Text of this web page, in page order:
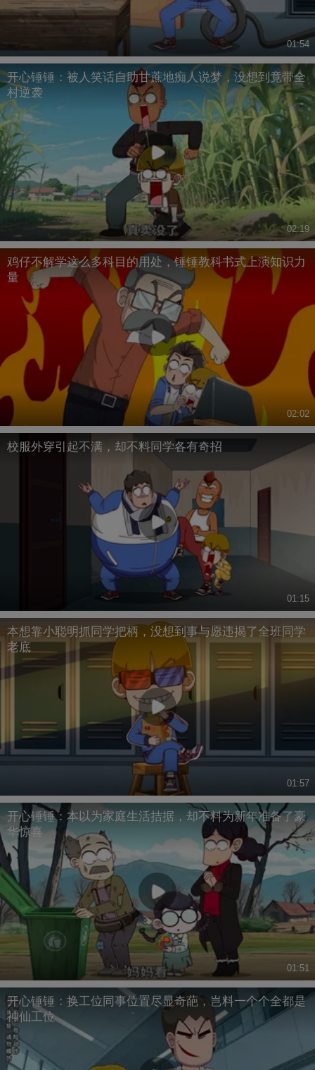
01:54
开心锤锤：被人笑话自助甘蔗地痴人说梦，没想到竟带全
村逆袭
02:19
鸡仔不解学这么多科目的用处，锤锤教科书式上演知识力
量
02:02
校服外穿引起不满，却不料同学各有奇招
01:15
本想靠小聪明抓同学把柄，没想到事与愿违揭了全班同学
老底
01:57
开心锤锤：本以为家庭生活拮据，却不料为新年准备了豪
华惊喜
01:51
开心锤锤：换工位同事位置尽显奇葩，岂料一个个全都是
神仙工位